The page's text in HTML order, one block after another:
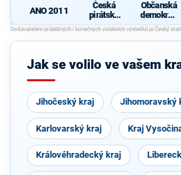
ANO 2011
Česká
pirátská
strana
Občanská
demokrati
cká strana
Jak se volilo ve vašem
Jihočeský kraj Jihomoravský
Karlovarský kraj Kraj
Královéhradecký kraj